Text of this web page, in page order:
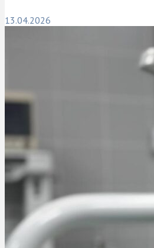
13.04.2026